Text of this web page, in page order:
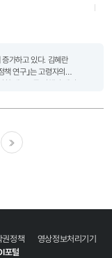
가하고 있다. 김혜란
책 연구｣는 고령자의
권정책
영상정보처리기기
포털